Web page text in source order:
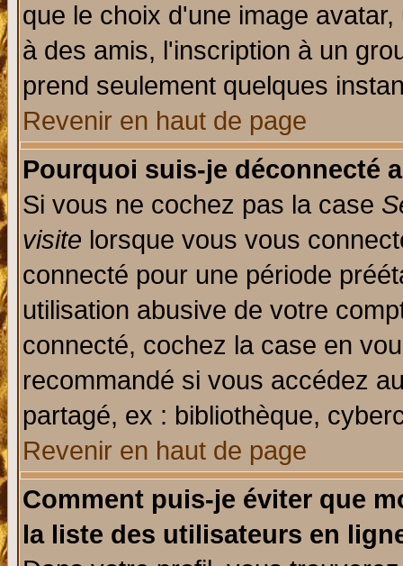
que le choix d'une image
à des amis, l'inscription à un
prend seulement quelques
Revenir en haut de page
Pourquoi suis-je déconnecté
Si vous ne cochez pas la case
visite lorsque vous vous
connecté pour une période
utilisation abusive de votre
connecté, cochez la case en
recommandé si vous accédez
partagé, ex : bibliothèque,
Revenir en haut de page
Comment puis-je éviter que
la liste des utilisateurs en